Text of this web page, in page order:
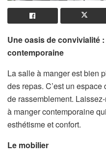
Une oasis de convivialité
contemporaine
La salle à manger est bien
des repas. C’est un
de rassemblement.
à manger contemporaine
esthétisme et confort.
Le mobilier